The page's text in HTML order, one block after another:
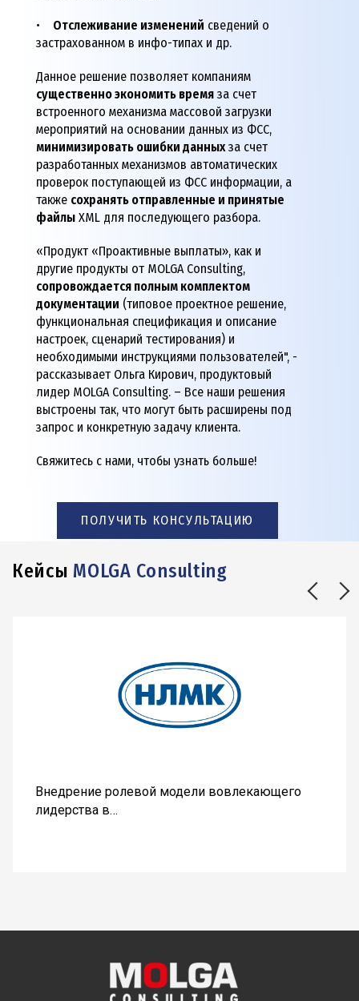
• Отслеживание изменений сведений о
застрахованном в инфо-типах и др.
Данное решение позволяет компаниям
существенно экономить время за счет
встроенного механизма массовой загрузки
мероприятий на основании данных из ФСС,
минимизировать ошибки данныхза счет
разработанных механизмов автоматических
проверок поступающей из ФСС информации, а
также сохранять отправленные и принятые
файлы XML для последующего разбора.
«Продукт «Проактивные выплаты», как и
другие продукты от MOLGA Consulting,
сопровождается полным комплектом
документации (типовое проектное решение,
функциональная спецификация и описание
настроек, сценарий тестирования) и
необходимыми инструкциями пользователей", -
рассказывает Ольга Кирович, продуктовый
лидер MOLGA Consulting. – Все наши решения
выстроены так, что могут быть расширены под
запрос и конкретную задачу клиента.
Свяжитесь с нами, чтобы узнать больше!
ПОЛУЧИТЬ КОНСУЛЬТАЦИЮ
КейсыMOLGA Consulting
Внедрение ролевой модели вовлекающего
лидерства в…